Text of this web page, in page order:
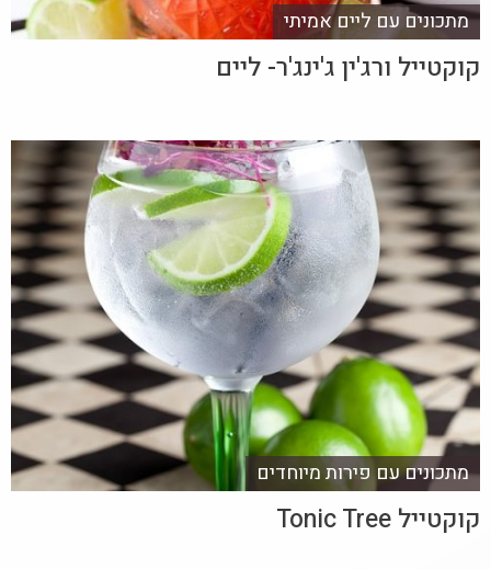
מתכונים עם ליים אמיתי
קוקטייל ורג'ין ג'ינג'ר- ליים
מתכונים עם פירות מיוחדים
קוקטייל Tonic Tree